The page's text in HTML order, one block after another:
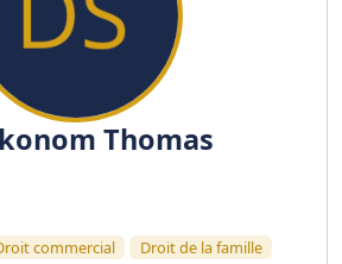
Thomas
commercial
Droit de la famille